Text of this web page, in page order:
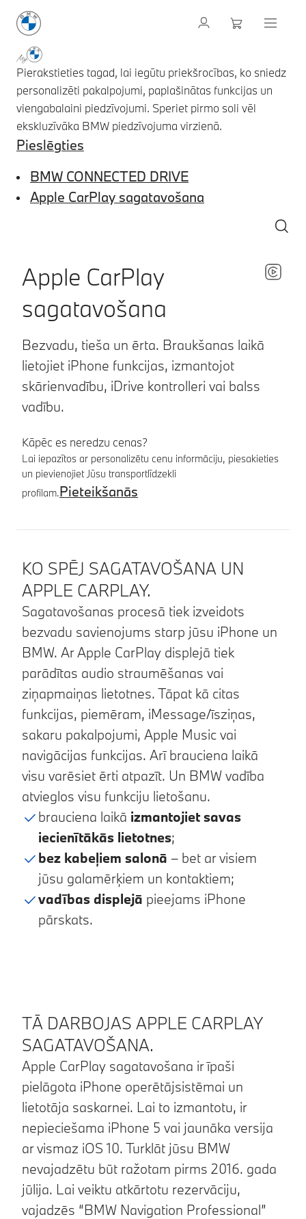
Pierakstieties tagad, lai iegūtu priekšrocības, ko sniedz
personalizēti pakalpojumi, paplašinātas funkcijas un
viengabalaini piedzīvojumi. Speriet pirmo soli vēl
ekskluzīvāka BMW piedzīvojuma virzienā.
Pieslēgties
BMW CONNECTED DRIVE
Apple CarPlay sagatavošana
Apple CarPlay
sagatavošana
Bezvadu, tieša un ērta. Braukšanas laikā
lietojiet iPhone funkcijas, izmantojot
skārienvadību, iDrive kontrolleri vai balss
vadību.
Kāpēc es neredzu cenas?
Lai iepazītos ar personalizētu cenu informāciju, piesakieties
un pievienojiet Jūsu transportlīdzekli
profilam.Pieteikšanās
KO SPĒJ SAGATAVOŠANA UN
APPLE CARPLAY.
Sagatavošanas procesā tiek izveidots
bezvadu savienojums starp jūsu iPhone un
BMW. Ar Apple CarPlay displejā tiek
parādītas audio straumēšanas vai
ziņapmaiņas lietotnes. Tāpat kā citas
funkcijas, piemēram, iMessage/īsziņas,
sakaru pakalpojumi, Apple Music vai
navigācijas funkcijas. Arī brauciena laikā
visu varēsiet ērti atpazīt. Un BMW vadība
atvieglos visu funkciju lietošanu.
brauciena laikā izmantojiet savas
iecienītākās lietotnes;
bez kabeļiem salonā – bet ar visiem
jūsu galamērķiem un kontaktiem;
vadības displejā pieejams iPhone
pārskats.
TĀ DARBOJAS APPLE CARPLAY
SAGATAVOŠANA.
Apple CarPlay sagatavošana ir īpaši
pielāgota iPhone operētājsistēmai un
lietotāja saskarnei. Lai to izmantotu, ir
nepieciešama iPhone 5 vai jaunāka versija
ar vismaz iOS 10. Turklāt jūsu BMW
nevajadzētu būt ražotam pirms 2016. gada
jūlija. Lai veiktu atkārtotu rezervāciju,
vajadzēs “BMW Navigation Professional”